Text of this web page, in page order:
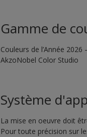
Gamme de
Couleurs de l’Année
AkzoNobel Color Studio
Système
La mise en oeuvre doit
Pour toute précision sur